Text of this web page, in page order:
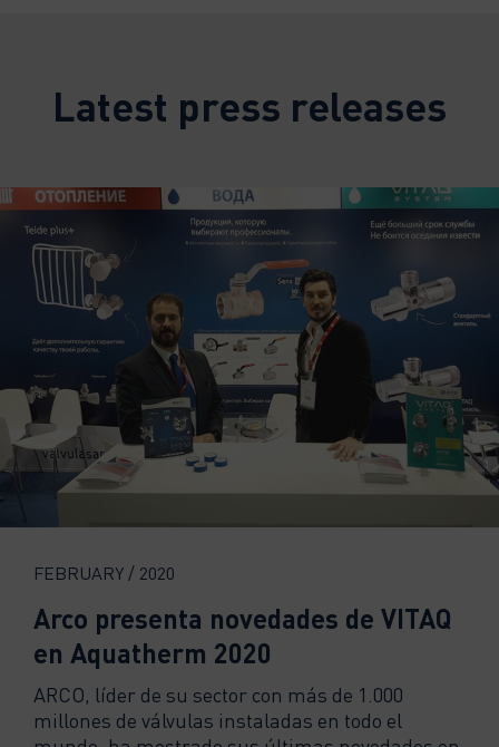
Latest press releases
FEBRUARY / 2020
Arco presenta novedades de VITAQ
en Aquatherm 2020
ARCO, líder de su sector con más de 1.000
millones de válvulas instaladas en todo el